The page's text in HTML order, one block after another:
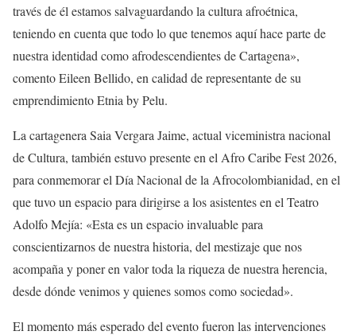
través de él estamos salvaguardando la cultura afroétnica,
teniendo en cuenta que todo lo que tenemos aquí hace parte de
nuestra identidad como afrodescendientes de Cartagena»,
comento Eileen Bellido, en calidad de representante de su
emprendimiento Etnia by Pelu.
La cartagenera Saia Vergara Jaime, actual viceministra nacional
de Cultura, también estuvo presente en el Afro Caribe Fest 2026,
para conmemorar el Día Nacional de la Afrocolombianidad, en el
que tuvo un espacio para dirigirse a los asistentes en el Teatro
Adolfo Mejía: «Esta es un espacio invaluable para
conscientizarnos de nuestra historia, del mestizaje que nos
acompaña y poner en valor toda la riqueza de nuestra herencia,
desde dónde venimos y quienes somos como sociedad».
El momento más esperado del evento fueron las intervenciones